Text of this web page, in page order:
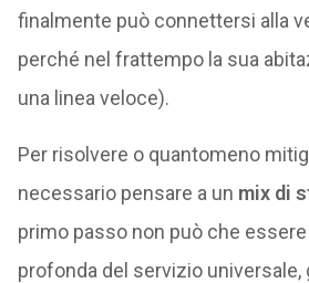
finalmente può connettersi alla
perché nel frattempo la sua
una linea veloce).
Per risolvere o quantomeno
necessario pensare a un mix di
primo passo non può che
profonda del servizio universale,